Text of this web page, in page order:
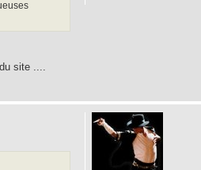
site ....